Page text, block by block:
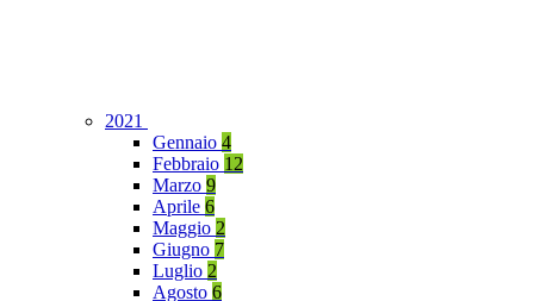
2021
Gennaio 4
Febbraio 12
Marzo 9
Aprile 6
Maggio 2
Giugno 7
Luglio 2
Agosto 6